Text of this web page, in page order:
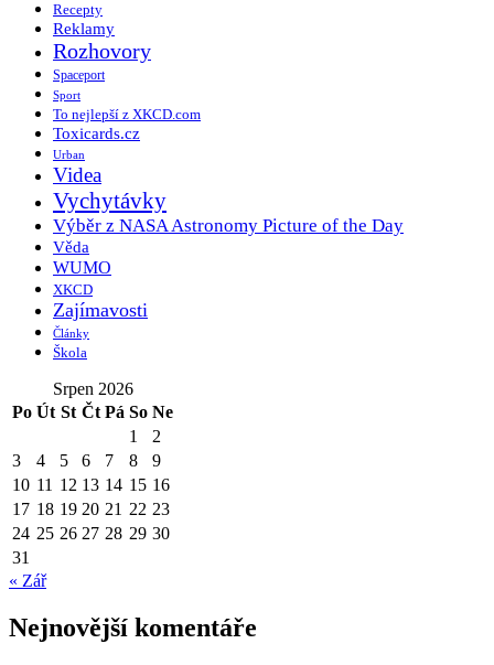
Recepty
Reklamy
Rozhovory
Spaceport
Sport
To nejlepší z XKCD.com
Toxicards.cz
Urban
Videa
Vychytávky
Výběr z NASA Astronomy Picture of the Day
Věda
WUMO
XKCD
Zajímavosti
Články
Škola
Srpen 2026
Po Út St Čt Pá So Ne
1
2
3
4 5 6 7 8
9
10 11 12 13 14 15 16
17 18 19 20 21 22 23
24 25 26 27 28 29 30
31
« Zář
Nejnovější komentáře